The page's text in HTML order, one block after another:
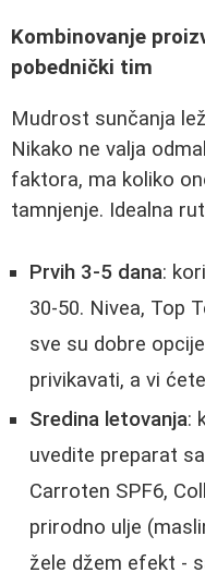
Kombinovanje
pobednički tim
Mudrost sunčanja
Nikako ne valja
faktora, ma koliko
tamnjenje. Idealna
Prvih 3-5 dana:
30-50. Nivea, Top
sve su dobre
privikavati, a vi
Sredina letovanja:
uvedite preparat
Carroten SPF6,
prirodno ulje
žele džem efekt -